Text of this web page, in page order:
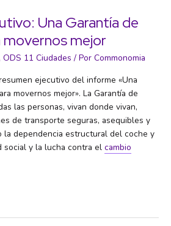
Una Garantía de
mejor
ODS 11 Ciudades / Por Commonomia
ejecutivo del informe «Una
movernos mejor». La Garantía de
las personas, vivan donde vivan,
de transporte seguras, asequibles y
la dependencia estructural del coche y
social y la lucha contra el cambio